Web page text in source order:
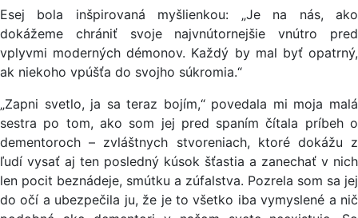
Esej bola inšpirovaná myšlienkou: „Je na nás, ako
dokážeme chrániť svoje najvnútornejšie vnútro pred
vplyvmi moderných démonov. Každý by mal byť opatrný,
ak niekoho vpúšťa do svojho súkromia.“
„Zapni svetlo, ja sa teraz bojím,“ povedala mi moja malá
sestra po tom, ako som jej pred spaním čítala príbeh o
dementoroch – zvláštnych stvoreniach, ktoré dokážu z
ľudí vysať aj ten posledný kúsok šťastia a zanechať v nich
len pocit beznádeje, smútku a zúfalstva. Pozrela som sa jej
do očí a ubezpečila ju, že je to všetko iba vymyslené a nič